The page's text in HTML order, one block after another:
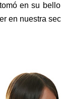
en su
en nuestra